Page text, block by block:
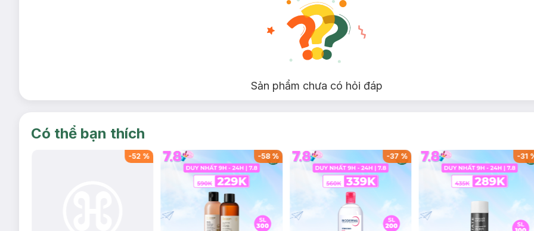
Sản phẩm chưa có hỏi đáp
Có thể bạn thích
-58% -37% -31% -52